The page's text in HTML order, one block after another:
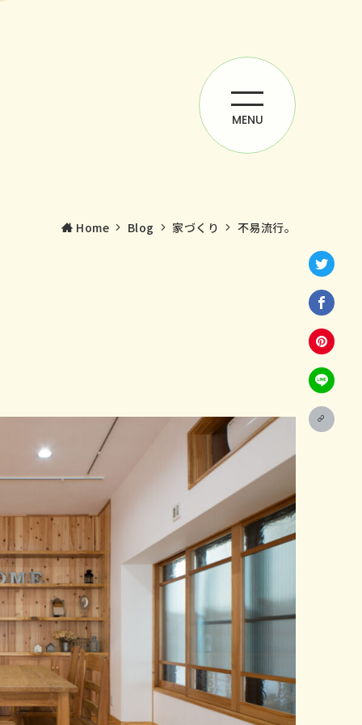
MENU
Home Blog 家づくり 不易流行。